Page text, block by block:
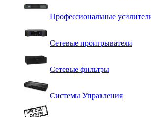
Профессиональные
Сетевые проигрыватели
Сетевые фильтры
Системы Управления